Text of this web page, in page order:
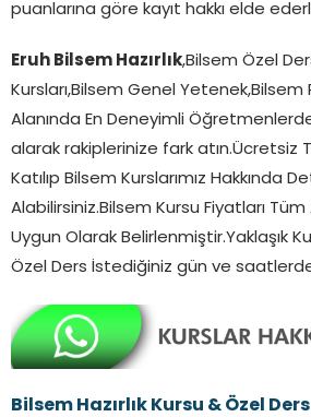
puanlarına göre kayıt hakkı elde
Eruh Bilsem Hazırlık,Bilsem Özel
Kursları,Bilsem Genel Yetenek,Bilsem
Alanında En Deneyimli
alarak rakiplerinize fark atın.Ücretsiz
Katılıp Bilsem Kurslarımız Hakkında
Alabilirsiniz.Bilsem Kursu Fiyatları
Uygun Olarak Belirlenmiştir.Yaklaşık
Özel Ders İstediğiniz gün ve
Bilsem Hazırlık Kursu & Özel Ders